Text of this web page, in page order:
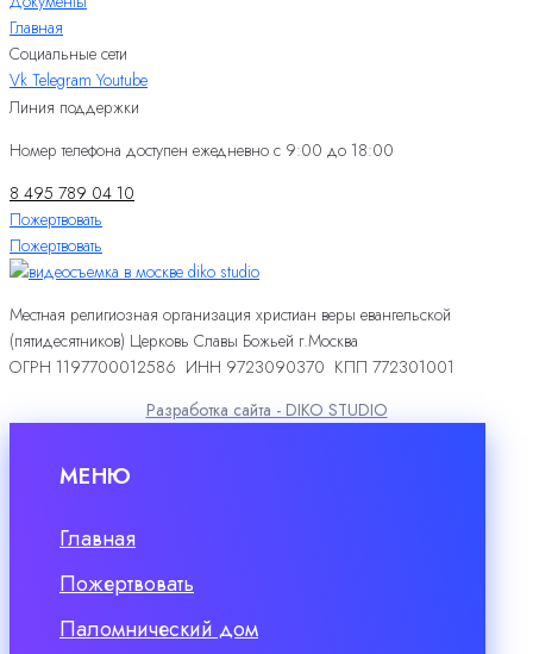
Главная
Социальные сети
Vk Telegram Youtube
Линия поддержки
Номер телефона доступен ежедневно с 9:00 до 18:00
8 495 789 04 10
Пожертвовать
Пожертвовать
Местная религиозная организация христиан веры евангельской
(пятидесятников) Церковь Славы Божьей г.Москва
ОГРН 1197700012586 ИНН 9723090370 КПП 772301001
Разработка сайта - DIKO STUDIO
МЕНЮ
Главная
Пожертвовать
Паломнический дом